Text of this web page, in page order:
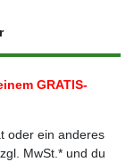
GRATIS-
oder ein anderes
MwSt.* und du